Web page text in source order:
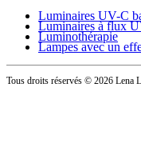
Luminaires UV-C
Luminaires à flux
Luminothérapie
Lampes avec un
Tous droits réservés © 2026 Lena